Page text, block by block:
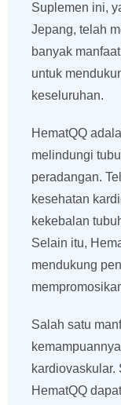
Suplemen ini,
Jepang, telah
banyak
untuk
keseluruhan.
HematQQ
melindungi
peradangan.
kesehatan
kekebalan
Selain itu,
mendukung
Salah satu
kardiovaskular.
HematQQ